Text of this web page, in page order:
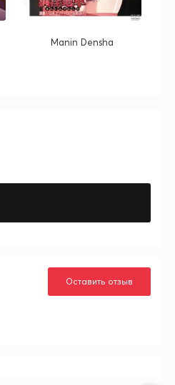
Manin Densha
Оставить отзыв